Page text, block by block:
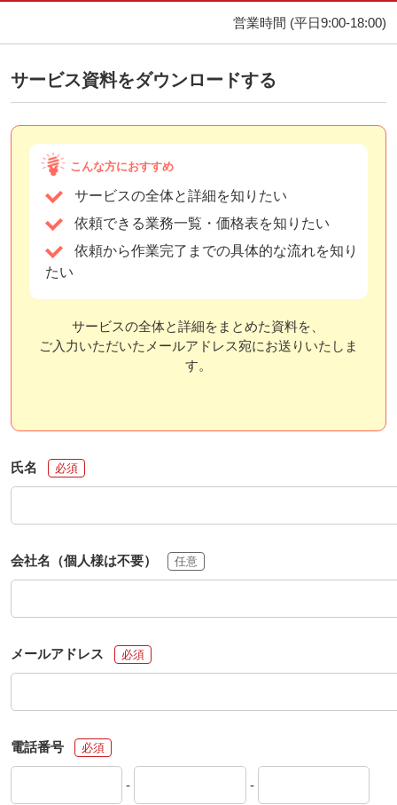
営業時間 (平日9:00-18:00)
サービス資料をダウンロードする
こんな方におすすめ
サービスの全体と詳細を知りたい
依頼できる業務一覧・価格表を知りたい
依頼から作業完了までの具体的な流れを知り
たい
サービスの全体と詳細をまとめた資料を、
ご入力いただいたメールアドレス宛にお送りいたしま
す。
氏名
会社名（個人様は不要）
メールアドレス
電話番号
- -